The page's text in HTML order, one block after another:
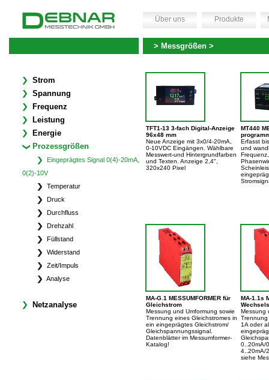
> Messgrößen >
Über uns Produkte
Strom
Spannung
Frequenz
Leistung
Energie
Prozessgrößen
Eingeprägtes Signal 0(4)-20mA,
0(2)-10V
Temperatur
Druck
Durchfluss
Drehzahl
Füllstand
Widerstand
Zeit/Impuls
Analyse
Netzanalyse
TFT1-13 3-fach Digital-Anzeige
96x48 mm
Neue Anzeige mit 3x0/4-20mA,
0-10VDC Eingängen. Wählbare
Messwert-und Hintergrundfarben
und Texten. Anzeige 2,4",
320x240 Pixel
MT440
Erfasst
und
MA-G.1 MESSUMFORMER für
Gleichstrom
Messung und Umformung sowie
Trennung eines Gleichstromes in
ein eingeprägtes Gleichstrom/
Gleichspannungssignal.
Datenblätter im Messumformer-
Katalog!
MA-1.1s
Messung
Trennung
1A oder
0..20mA/
4..20mA/
siehe